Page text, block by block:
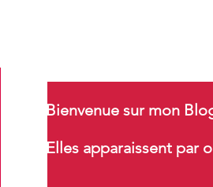
Bienvenue sur mon
Elles apparaissent par